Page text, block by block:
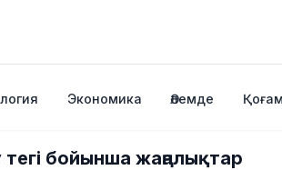
Экономика Әлемде Қоғам
тегі бойынша жаңалықтар